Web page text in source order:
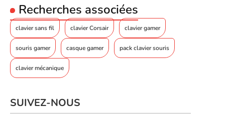
8713439257090
Référence produit
01402019
Référence constructeur
25709
Voir produits Trust
Voir les clavier pc Trust
Recherches associées
clavier sans fil clavier Corsair clavier gamer
souris gamer casque gamer pack clavier souris
clavier mécanique
SUIVEZ-NOUS